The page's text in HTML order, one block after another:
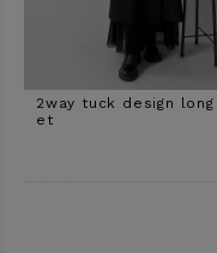
2way tuck design long
et